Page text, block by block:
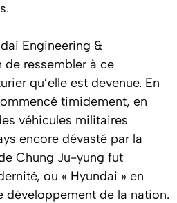
Engineering &
ressembler à ce
qu’elle est devenue. En
timidement, en
véhicules militaires
encore dévasté par la
Chung Ju-yung fut
ou « Hyundai » en
développement de la nation.